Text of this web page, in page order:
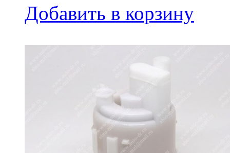
Добавить в корзину